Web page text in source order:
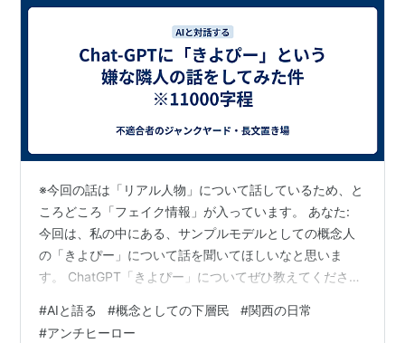
※今回の話は「リアル人物」について話しているため、と
ころどころ「フェイク情報」が入っています。 あなた:
今回は、私の中にある、サンプルモデルとしての概念人
の「きよぴー」について話を聞いてほしいなと思いま
す。 ChatGPT「きよぴー」についてぜひ教えてくださ
を持つキャラクターなのか興味があります。 あなた:過去
#AIと語る #概念としての下層民 #関西の日常
#アンチヒーロー